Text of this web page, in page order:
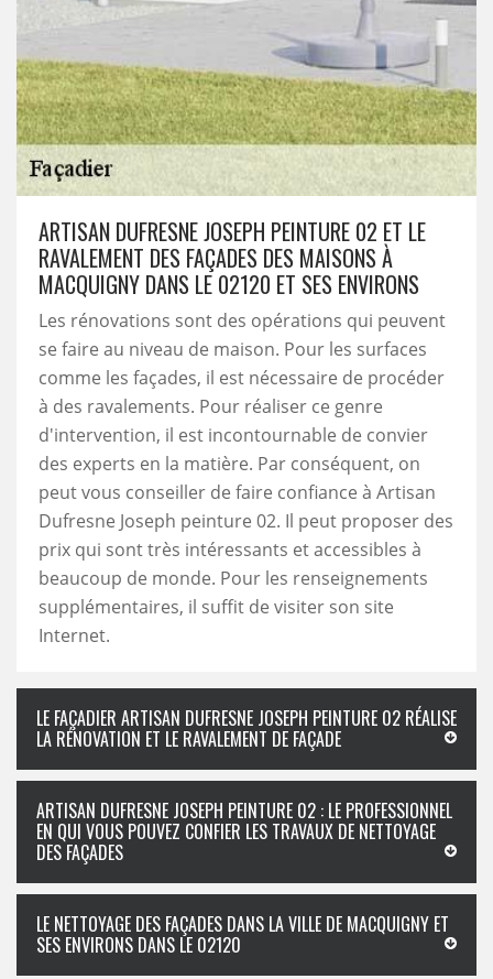
ARTISAN DUFRESNE JOSEPH PEINTURE 02 ET LE
RAVALEMENT DES FAÇADES DES MAISONS À
MACQUIGNY DANS LE 02120 ET SES ENVIRONS
Les rénovations sont des opérations qui peuvent
se faire au niveau de maison. Pour les surfaces
comme les façades, il est nécessaire de procéder
à des ravalements. Pour réaliser ce genre
d'intervention, il est incontournable de convier
des experts en la matière. Par conséquent, on
peut vous conseiller de faire confiance à Artisan
Dufresne Joseph peinture 02. Il peut proposer des
prix qui sont très intéressants et accessibles à
beaucoup de monde. Pour les renseignements
supplémentaires, il suffit de visiter son site
Internet.
LE FAÇADIER ARTISAN DUFRESNE JOSEPH PEINTURE 02 RÉALISE
LA RÉNOVATION ET LE RAVALEMENT DE FAÇADE
ARTISAN DUFRESNE JOSEPH PEINTURE 02 : LE PROFESSIONNEL
EN QUI VOUS POUVEZ CONFIER LES TRAVAUX DE NETTOYAGE
DES FAÇADES
LE NETTOYAGE DES FAÇADES DANS LA VILLE DE MACQUIGNY ET
SES ENVIRONS DANS LE 02120